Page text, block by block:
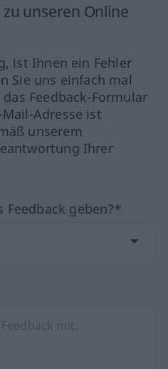
unseren Online
ist Ihnen ein Fehler
Sie uns einfach mal
Feedback-Formular
Adresse ist
unserem
Ihrer
Feedback geben?*